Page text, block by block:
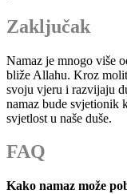
Zaključak
Namaz je mnogo više
bliže Allahu. Kroz
svoju vjeru i razvijaju
namaz bude svjetionik
svjetlost u naše duše.
FAQ
Kako namaz može